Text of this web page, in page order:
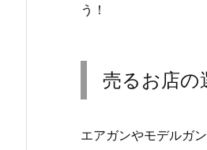
う！
売るお店の
エアガンやモデルガ